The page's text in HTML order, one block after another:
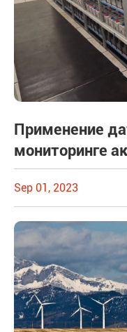
Применение
мониторинге
Sep 01, 2023